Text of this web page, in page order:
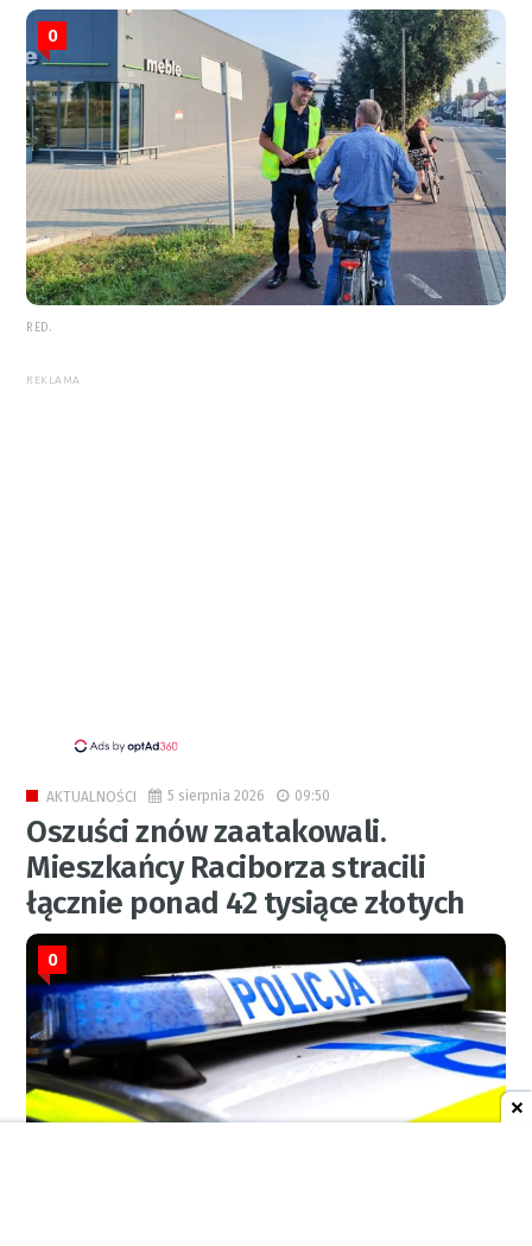
0
RED.
REKLAMA
AKTUALNOŚCI 5 sierpnia 2026 09:50
Oszuści znów zaatakowali.
Mieszkańcy Raciborza stracili
łącznie ponad 42 tysiące złotych
0